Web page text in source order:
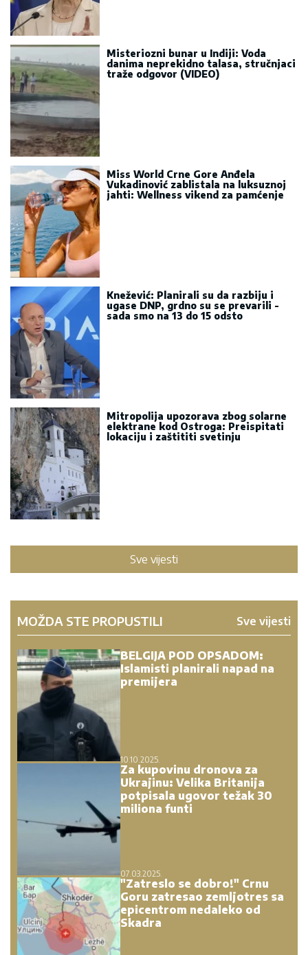
Misteriozni bunar u Indiji: Voda
danima neprekidno talasa, stručnjaci
traže odgovor (VIDEO)
Miss World Crne Gore Anđela
Vukadinović zablistala na luksuznoj
jahti: Wellness vikend za pamćenje
Knežević: Planirali su da razbiju i
ugase DNP, grdno su se prevarili -
sada smo na 13 do 15 odsto
Mitropolija upozorava zbog solarne
elektrane kod Ostroga: Preispitati
lokaciju i zaštititi svetinju
Sve vijesti
MOŽDA STE PROPUSTILI Sve vijesti
BELGIJA POD OPSADOM:
Islamisti planirali napad na
premijera
10.10.2025.
Za kupovinu dronova za
Ukrajinu: Velika Britanija
potpisala ugovor težak 30
miliona funti
07.03.2025.
"Zatreslo se dobro!" Crnu
Goru zatresao zemljotres sa
epicentrom nedaleko od
Skadra